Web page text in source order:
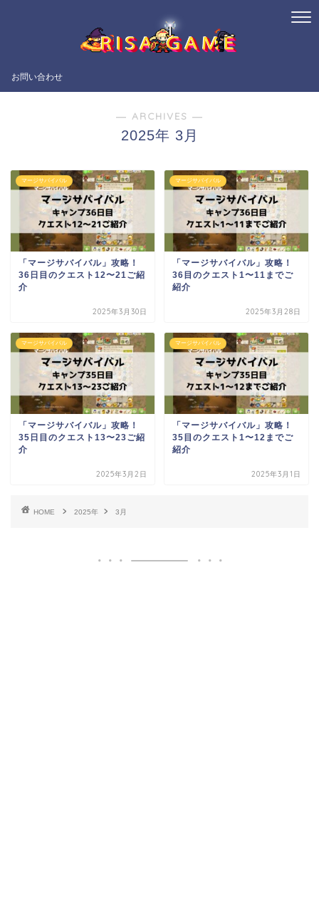
お問い合わせ
― ARCHIVES ―
2025年 3月
マージサバイバル
「マージサバイバル」攻略！
36日目のクエスト12〜21ご紹
介
2025年3月30日
マージサバイバル
「マージサバイバル」攻略！
36目のクエスト1〜11までご
紹介
2025年3月28日
マージサバイバル
「マージサバイバル」攻略！
35日目のクエスト13〜23ご紹
介
2025年3月2日
マージサバイバル
「マージサバイバル」攻略！
35目のクエスト1〜12までご
紹介
2025年3月1日
HOME 2025年 3月